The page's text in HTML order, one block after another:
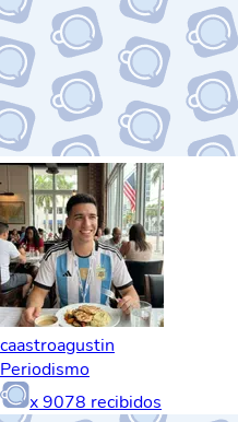
caastroagustin
Periodismo
x9078 recibidos